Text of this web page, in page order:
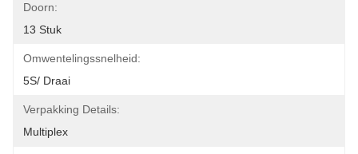
Doorn:
13 Stuk
Omwentelingssnelheid:
5S/ Draai
Verpakking Details:
Multiplex